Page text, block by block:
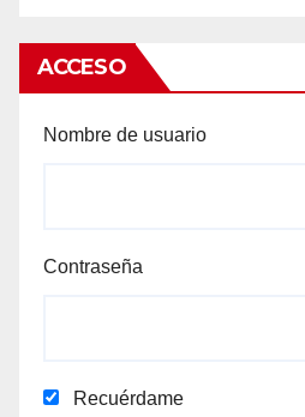
ACCESO
Nombre de usuario
Contraseña
Recuérdame